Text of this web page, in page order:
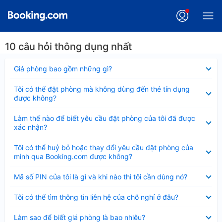
10 câu hỏi thông dụng nhất
Giá phòng bao gồm những gì?
thu
Tôi có thể đặt phòng mà không dùng đến thẻ tín dụng
được không?
thu
gọn
Làm thế nào để biết yêu cầu đặt phòng của tôi đã được
xác nhận?
thu
gọn
Tôi có thể huỷ bỏ hoặc thay đổi yêu cầu đặt phòng của
mình qua Booking.com được không?
thu
gọn
Mã số PIN của tôi là gì và khi nào thì tôi cần dùng nó?
thu
Tôi có thể tìm thông tin liên hệ của chỗ nghỉ ở đâu?
thu
Làm sao để biết giá phòng là bao nhiêu?
thu